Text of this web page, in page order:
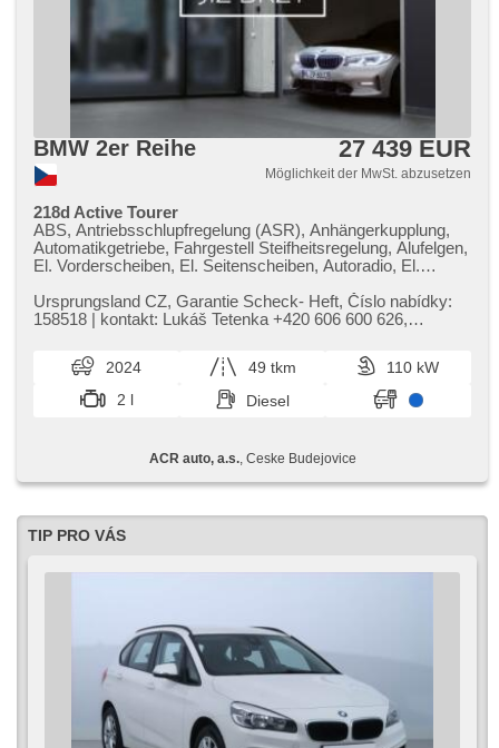
BMW 2er Reihe 27 439 EUR
Möglichkeit der MwSt. abzusetzen
218d Active Tourer
ABS, Antriebsschlupfregelung (ASR), Anhängerkupplung,
Automatikgetriebe, Fahrgestell Steifheitsregelung, Alufelgen,
El. Vorderscheiben, El. Seitenscheiben, Autoradio, El.
Wegfahrsperre, Zentralverriegelung, El. einstellbare Sitze,
höheneinstellbare Sitze, Elektronisches Stabilitätsprogramm
Fahrersitz, El. Klappspiegel, beheizte Lenkrad, Brems-
Assistent, Reifendrucksensor, Parkassistent, AUX, Blind
Spot Anzeige, automatikparken, Vorderlichter LED, täglich
Leuchten, Start-Stop System, Fahrkamera, Bluetooth,
parkovací senzory zadní, bezklíčové startování, bezklíčové
odemykání, digitální příjem rádia (DAB), LED adaptivní
přepínání dálkových světel
Ursprungsland CZ,​ Garantie Scheck​- Heft,​ Číslo nabídky:
158518 | kontakt: Lukáš Tetenka ​+420 606 600 626,​
2024 49 tkm
110 kW
2 l
Diesel
ACR auto, a.s., Ceske Budejovice
TIP PRO VÁS